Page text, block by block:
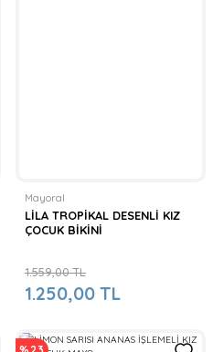
Mayoral
LİLA TROPİKAL DESENLİ KIZ
ÇOCUK BİKİNİ
1.250,00 TL
1.559,00 TL